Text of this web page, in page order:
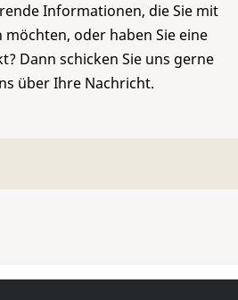
Informationen, die Sie mit
oder haben Sie eine
Dann schicken Sie uns gerne
über Ihre Nachricht.